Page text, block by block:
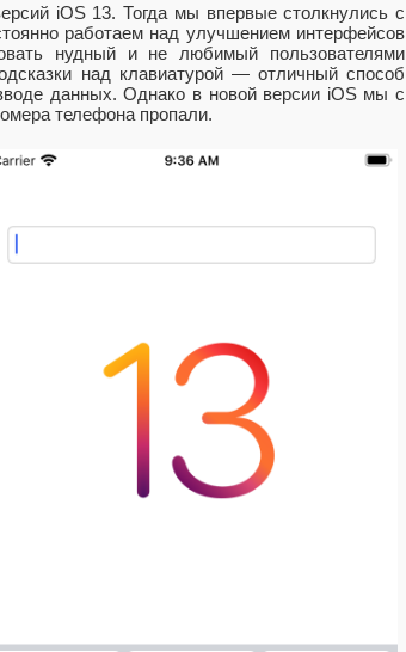
iOS 13. Тогда мы впервые столкнулись с
работаем над улучшением интерфейсов
нудный и не любимый пользователями
над клавиатурой — отличный способ
данных. Однако в новой версии iOS мы с
телефона пропали.